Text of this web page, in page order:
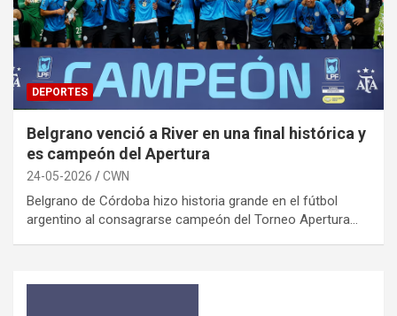
DEPORTES
Belgrano venció a River en una final histórica y
es campeón del Apertura
24-05-2026 CWN
Belgrano de Córdoba hizo historia grande en el fútbol
argentino al consagrarse campeón del Torneo Apertura…